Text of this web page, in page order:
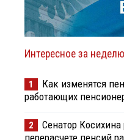
Интересное за неделю
1
Как изменятся
работающих
2
Сенатор Косихина